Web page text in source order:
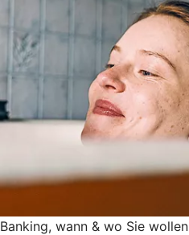
Banking, wann & wo Sie wollen